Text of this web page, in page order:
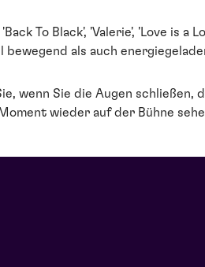
To Black', 'Valerie', 'Love is a
bewegend als auch
wenn Sie die Augen schließen,
wieder auf der Bühne